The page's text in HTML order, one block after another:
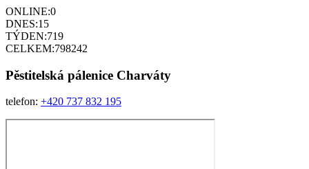
ONLINE:0
DNES:15
TÝDEN:719
CELKEM:798242
Pěstitelská pálenice Charváty
telefon: +420 737 832 195